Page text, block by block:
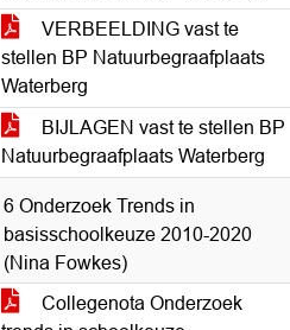
VERBEELDING vast te
stellen BP Natuurbegraafplaats
Waterberg
BIJLAGEN vast te stellen BP
Natuurbegraafplaats Waterberg
6 Onderzoek Trends in
basisschoolkeuze 2010-2020
(Nina Fowkes)
Collegenota Onderzoek